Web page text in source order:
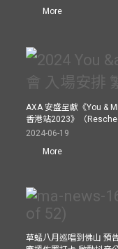
More
AXA 安盛呈獻《You &
香港站2023》（
2024-06-19
More
草蜢八月巡唱到佛山 預